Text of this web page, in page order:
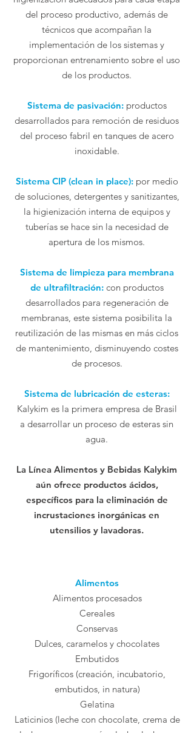
del proceso productivo, además de
técnicos que acompañan la
implementación de los sistemas y
proporcionan entrenamiento sobre el uso
de los productos.
Sistema de pasivación: productos
desarrollados para remoción de residuos
del proceso fabril en tanques de acero
inoxidable.
Sistema CIP (clean in place): por medio
de soluciones, detergentes y sanitizantes,
la higienización interna de equipos y
tuberías se hace sin la necesidad de
apertura de los mismos.
Sistema de limpieza para membrana
de ultrafiltración: con productos
desarrollados para regeneración de
membranas, este sistema posibilita la
reutilización de las mismas en más ciclos
de mantenimiento, disminuyendo costes
de procesos.
Sistema de lubricación de esteras:
Kalykim es la primera empresa de Brasil
a desarrollar un proceso de esteras sin
agua.
La Línea Alimentos y Bebidas Kalykim
aún ofrece productos ácidos,
específicos para la eliminación de
incrustaciones inorgánicas en
utensilios y lavadoras.
Alimentos
Alimentos procesados
Cereales
Conservas
Dulces, caramelos y chocolates
Embutidos
Frigoríficos (creación, incubatorio,
embutidos, in natura)
Gelatina
Laticinios (leche con chocolate, crema de